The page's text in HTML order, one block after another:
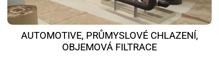
AUTOMOTIVE, PRŮMYSLOVÉ CHLAZENÍ,
OBJEMOVÁ FILTRACE